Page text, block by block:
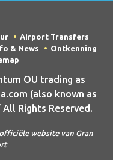
Airport Transfers
& News
Ontkenning
OU trading as
(also known as
Rights Reserved.
website van Gran